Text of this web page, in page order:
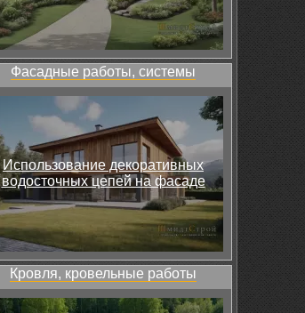
Фасадные работы, системы
Использование декоративных
водосточных цепей на фасаде
Кровля, кровельные работы